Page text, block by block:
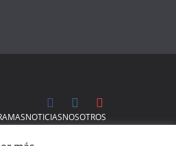
NOTICIASNOSOTROS